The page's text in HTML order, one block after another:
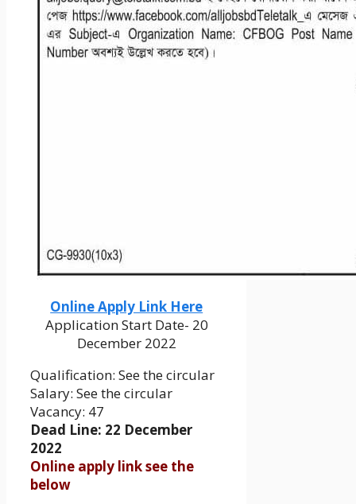
Online Apply Link Here
Application Start Date- 20
December 2022
Qualification: See the circular
Salary: See the circular
Vacancy: 47
Dead Line: 22 December
2022
Online apply link see the
below